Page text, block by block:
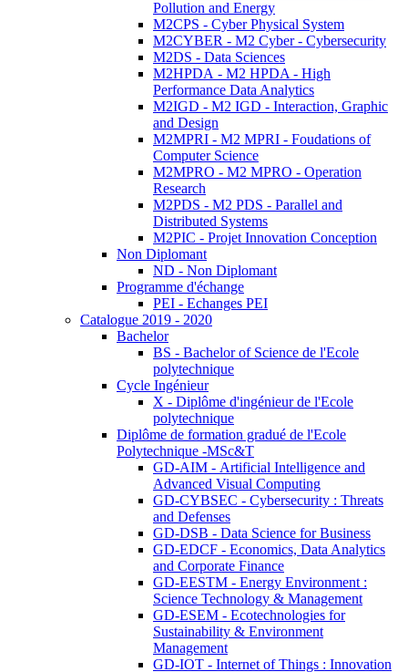
Pollution and Energy
M2CPS - Cyber Physical System
M2CYBER - M2 Cyber - Cybersecurity
M2DS - Data Sciences
M2HPDA - M2 HPDA - High
Performance Data Analytics
M2IGD - M2 IGD - Interaction, Graphic
and Design
M2MPRI - M2 MPRI - Foudations of
Computer Science
M2MPRO - M2 MPRO - Operation
Research
M2PDS - M2 PDS - Parallel and
Distributed Systems
M2PIC - Projet Innovation Conception
Non Diplomant
ND - Non Diplomant
Programme d'échange
PEI - Echanges PEI
Catalogue 2019 - 2020
Bachelor
BS - Bachelor of Science de l'Ecole
polytechnique
Cycle Ingénieur
X - Diplôme d'ingénieur de l'Ecole
polytechnique
Diplôme de formation gradué de l'Ecole
Polytechnique -MSc&T
GD-AIM - Artificial Intelligence and
Advanced Visual Computing
GD-CYBSEC - Cybersecurity : Threats
and Defenses
GD-DSB - Data Science for Business
GD-EDCF - Economics, Data Analytics
and Corporate Finance
GD-EESTM - Energy Environment :
Science Technology & Management
GD-ESEM - Ecotechnologies for
Sustainability & Environment
Management
GD-IOT - Internet of Things : Innovation